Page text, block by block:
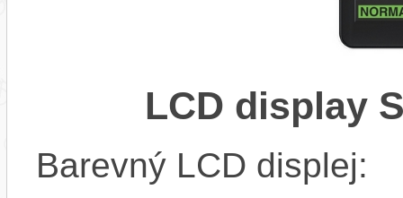
LCD display
Barevný LCD displej: